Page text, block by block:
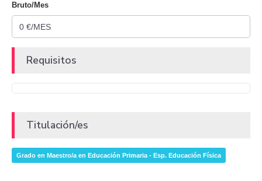
Bruto/Mes
Requisitos
Titulación/es
Grado en Maestro/a en Educación Primaria - Esp. Educación Física